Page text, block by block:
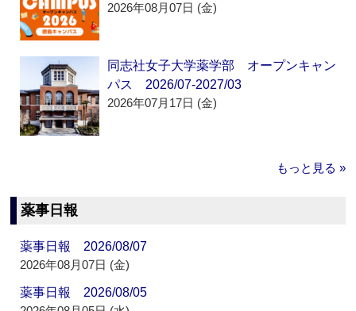
2026年08月07日 (金)
同志社女子大学薬学部 オープンキャン
パス 2026/07-2027/03
2026年07月17日 (金)
もっと見る »
薬事日報
薬事日報 2026/08/07
2026年08月07日 (金)
薬事日報 2026/08/05